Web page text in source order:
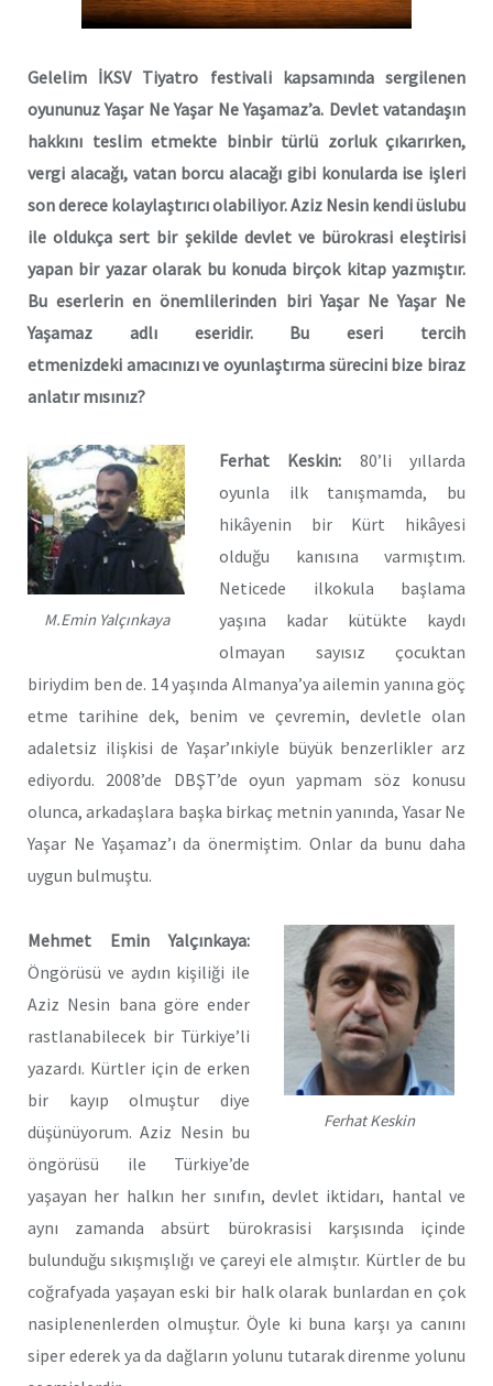
Gelelim İKSV Tiyatro festivali kapsamında sergilenen
oyununuz Yaşar Ne Yaşar Ne Yaşamaz’a. Devlet vatandaşın
hakkını teslim etmekte binbir türlü zorluk çıkarırken,
vergi alacağı, vatan borcu alacağı gibi konularda ise işleri
son derece kolaylaştırıcı olabiliyor. Aziz Nesin kendi üslubu
ile oldukça sert bir şekilde devlet ve bürokrasi eleştirisi
yapan bir yazar olarak bu konuda birçok kitap yazmıştır.
Bu eserlerin en önemlilerinden biri Yaşar Ne Yaşar Ne
Yaşamaz adlı eseridir. Bu eseri tercih
etmenizdeki amacınızı ve oyunlaştırma sürecini bize biraz
anlatır mısınız?
M.Emin Yalçınkaya
Ferhat Keskin: 80’li yıllarda
oyunla ilk tanışmamda, bu
hikâyenin bir Kürt hikâyesi
olduğu kanısına varmıştım.
Neticede ilkokula başlama
yaşına kadar kütükte kaydı
olmayan sayısız çocuktan
biriydim ben de. 14 yaşında Almanya’ya ailemin yanına göç
etme tarihine dek, benim ve çevremin, devletle olan
adaletsiz ilişkisi de Yaşar’ınkiyle büyük benzerlikler arz
ediyordu. 2008’de DBŞT’de oyun yapmam söz konusu
olunca, arkadaşlara başka birkaç metnin yanında, Yasar Ne
Yaşar Ne Yaşamaz’ı da önermiştim. Onlar da bunu daha
uygun bulmuştu.
Ferhat Keskin
Mehmet Emin Yalçınkaya:
Öngörüsü ve aydın kişiliği ile
Aziz Nesin bana göre ender
rastlanabilecek bir Türkiye’li
yazardı. Kürtler için de erken
bir kayıp olmuştur diye
düşünüyorum. Aziz Nesin bu
öngörüsü ile Türkiye’de
yaşayan her halkın her sınıfın, devlet iktidarı, hantal ve
aynı zamanda absürt bürokrasisi karşısında içinde
bulunduğu sıkışmışlığı ve çareyi ele almıştır. Kürtler de bu
coğrafyada yaşayan eski bir halk olarak bunlardan en çok
nasiplenenlerden olmuştur. Öyle ki buna karşı ya canını
siper ederek ya da dağların yolunu tutarak direnme yolunu